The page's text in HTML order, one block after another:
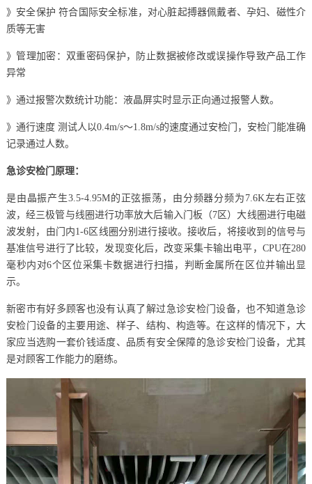
》安全保护 符合国际安全标准，对心脏起搏器佩戴者、孕妇、磁性介
质等无害
》管理加密：双重密码保护，防止数据被修改或误操作导致产品工作
异常
》通过报警次数统计功能：液晶屏实时显示正向通过报警人数。
》通行速度 测试人以0.4m/s～1.8m/s的速度通过安检门，安检门能准确
记录通过人数。
急诊安检门原理：
是由晶振产生3.5-4.95M的正弦振荡，由分频器分频为7.6K左右正弦
波，经三极管与线圈进行功率放大后输入门板（7区）大线圈进行电磁
波发射，由门内1-6区线圈分别进行接收。接收后，将接收到的信号与
基准信号进行了比较，发现变化后，改变采集卡输出电平，CPU在280
毫秒内对6个区位采集卡数据进行扫描，判断金属所在区位并输出显
示。
新密市有好多顾客也没有认真了解过急诊安检门设备，也不知道急诊
安检门设备的主要用途、样子、结构、构造等。在这样的情况下，大
家应当选购一套价钱适度、品质有安全保障的急诊安检门设备，尤其
是对顾客工作能力的磨练。